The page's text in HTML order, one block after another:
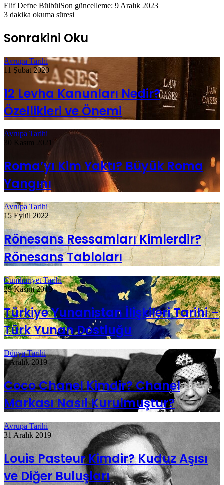
Elif Defne BülbülSon güncelleme: 9 Aralık 2023
3 dakika okuma süresi
Sonrakini Oku
Avrupa Tarihi
11 Şubat 2020
12 Levha Kanunları Nedir?
Özellikleri ve Önemi
Avrupa Tarihi
30 Kasım 2021
Roma’yı Kim Yaktı? Büyük Roma
Yangını
Avrupa Tarihi
15 Eylül 2022
Rönesans Ressamları Kimlerdir?
Rönesans Tabloları
Cumhuriyet Tarihi
29 Kasım 2019
Türkiye Yunanistan İlişkileri Tarihi –
Türk Yunan Dostluğu
Dünya Tarihi
1 Aralık 2019
Coco Chanel Kimdir? Chanel
Markası Nasıl Kurulmuştur?
Avrupa Tarihi
31 Aralık 2019
Louis Pasteur Kimdir? Kuduz Aşısı
ve Diğer Buluşları